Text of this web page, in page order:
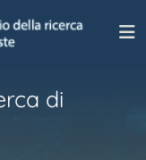
di